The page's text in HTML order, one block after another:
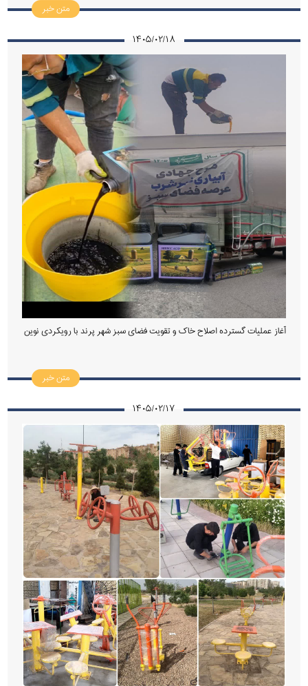
متن خبر
۱۴۰۵/۰۲/۱۸
آغاز عملیات گسترده اصلاح خاک و تقویت فضای سبز شهر پرند با رویکردی نوین
متن خبر
۱۴۰۵/۰۲/۱۷